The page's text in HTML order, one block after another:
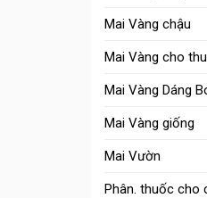
Mai Vàng chậu
Mai Vàng cho
Mai Vàng Dáng
Mai Vàng giống
Mai Vườn
Phân. thuốc cho